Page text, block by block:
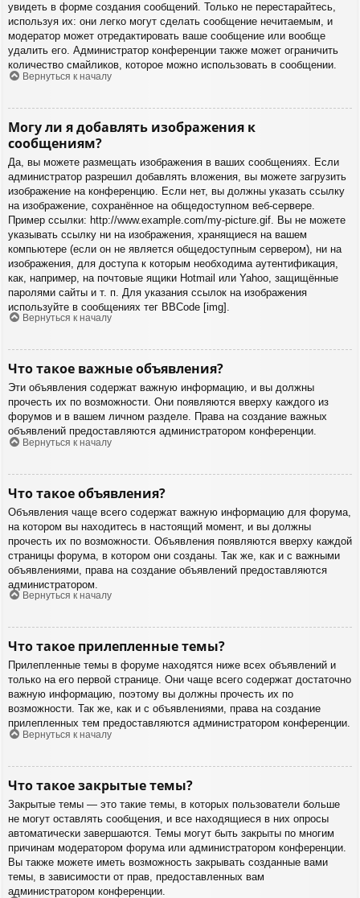
увидеть в форме создания сообщений. Только не перестарайтесь,
используя их: они легко могут сделать сообщение нечитаемым, и
модератор может отредактировать ваше сообщение или вообще
удалить его. Администратор конференции также может ограничить
количество смайликов, которое можно использовать в сообщении.
Вернуться к началу
Могу ли я добавлять изображения к
сообщениям?
Да, вы можете размещать изображения в ваших сообщениях. Если
администратор разрешил добавлять вложения, вы можете загрузить
изображение на конференцию. Если нет, вы должны указать ссылку
на изображение, сохранённое на общедоступном веб-сервере.
Пример ссылки: http://www.example.com/my-picture.gif. Вы не можете
указывать ссылку ни на изображения, хранящиеся на вашем
компьютере (если он не является общедоступным сервером), ни на
изображения, для доступа к которым необходима аутентификация,
как, например, на почтовые ящики Hotmail или Yahoo, защищённые
паролями сайты и т. п. Для указания ссылок на изображения
используйте в сообщениях тег BBCode [img].
Вернуться к началу
Что такое важные объявления?
Эти объявления содержат важную информацию, и вы должны
прочесть их по возможности. Они появляются вверху каждого из
форумов и в вашем личном разделе. Права на создание важных
объявлений предоставляются администратором конференции.
Вернуться к началу
Что такое объявления?
Объявления чаще всего содержат важную информацию для форума,
на котором вы находитесь в настоящий момент, и вы должны
прочесть их по возможности. Объявления появляются вверху каждой
страницы форума, в котором они созданы. Так же, как и с важными
объявлениями, права на создание объявлений предоставляются
администратором.
Вернуться к началу
Что такое прилепленные темы?
Прилепленные темы в форуме находятся ниже всех объявлений и
только на его первой странице. Они чаще всего содержат достаточно
важную информацию, поэтому вы должны прочесть их по
возможности. Так же, как и с объявлениями, права на создание
прилепленных тем предоставляются администратором конференции.
Вернуться к началу
Что такое закрытые темы?
Закрытые темы — это такие темы, в которых пользователи больше
не могут оставлять сообщения, и все находящиеся в них опросы
автоматически завершаются. Темы могут быть закрыты по многим
причинам модератором форума или администратором конференции.
Вы также можете иметь возможность закрывать созданные вами
темы, в зависимости от прав, предоставленных вам
администратором конференции.